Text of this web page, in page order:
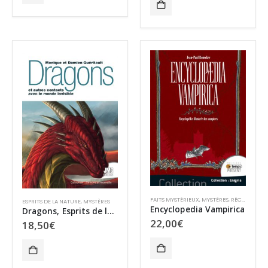
ESPRITS DE LA NATURE, MYSTÈRES
Dragons, Esprits de la Nature… et autres contacts avec le monde invisible
18,50€
FAITS MYSTÉRIEUX, MYSTÈRES, RÉCITS
Encyclopedia Vampirica
22,00€